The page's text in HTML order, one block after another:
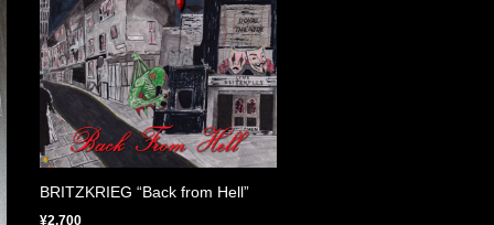
BRITZKRIEG “Back from Hell”
¥2,700